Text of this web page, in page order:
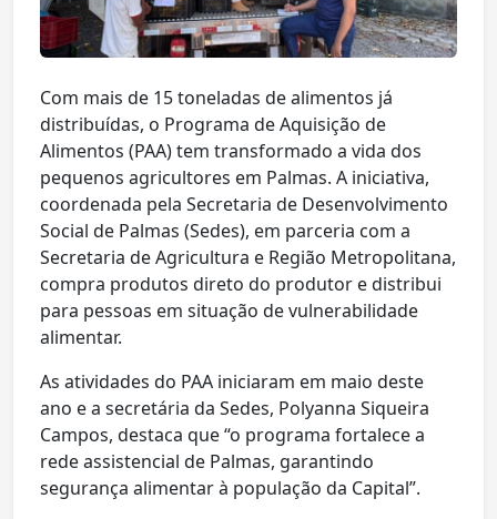
Com mais de 15 toneladas de alimentos já
distribuídas, o Programa de Aquisição de
Alimentos (PAA) tem transformado a vida dos
pequenos agricultores em Palmas. A iniciativa,
coordenada pela Secretaria de Desenvolvimento
Social de Palmas (Sedes), em parceria com a
Secretaria de Agricultura e Região Metropolitana,
compra produtos direto do produtor e distribui
para pessoas em situação de vulnerabilidade
alimentar.
As atividades do PAA iniciaram em maio deste
ano e a secretária da Sedes, Polyanna Siqueira
Campos, destaca que “o programa fortalece a
rede assistencial de Palmas, garantindo
segurança alimentar à população da Capital”.